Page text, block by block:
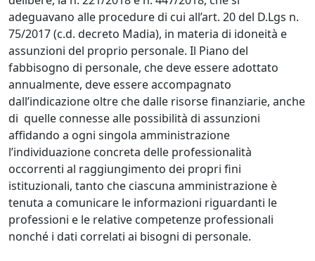
adeguavano alle procedure di cui all’art. 20 del D.Lgs n.
75/2017 (c.d. decreto Madia), in materia di idoneità e
assunzioni del proprio personale. Il Piano del
fabbisogno di personale, che deve essere adottato
annualmente, deve essere accompagnato
dall’indicazione oltre che dalle risorse finanziarie, anche
di quelle connesse alle possibilità di assunzioni
affidando a ogni singola amministrazione
l’individuazione concreta delle professionalità
occorrenti al raggiungimento dei propri fini
istituzionali, tanto che ciascuna amministrazione è
tenuta a comunicare le informazioni riguardanti le
professioni e le relative competenze professionali
nonché i dati correlati ai bisogni di personale.